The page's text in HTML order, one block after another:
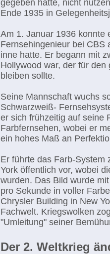
gegeben hatte, nicht
Ende 1935 in
Am 1. Januar 1936 konnte
Fernsehingenieur bei CBS
inne hatte. Er begann mit
Hollywood war, der für
bleiben sollte.
Seine Mannschaft wuchs
Schwarzweiß-
er sich frühzeitig auf seine
Farbfernsehen, wobei er
ein hohes Maß an
Er führte das Farb-System
York öffentlich vor, wobei
wurden. Das Bild wurde
pro Sekunde in voller
Chrysler Building in New
Fachwelt. Kriegswolken
"Umleitung" seiner
Der 2. Weltkrieg